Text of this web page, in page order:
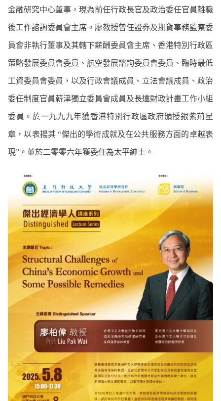
金融研究中心董事，現為前任行政長官及政治委任官員離職
後工作諮詢委員會主席。廖教授曾任證券及期貨事務監察委
員會非執行董事及其轄下薪酬委員會主席、香港特別行政區
策略發展委員會委員、航空發展諮詢委員會委員、臨時最低
工資委員會委員，以及行政會議成員、立法會議成員、政治
委任制度官員薪津獨立委員會成員及長遠財政計畫工作小組
委員。於一九九九年獲香港特別行政區政府頒授銀紫荊星
章，以表揚其 “傑出的學術成就及在公共服務方面的卓越表
現” 。並於二零零六年獲委任為太平紳士。